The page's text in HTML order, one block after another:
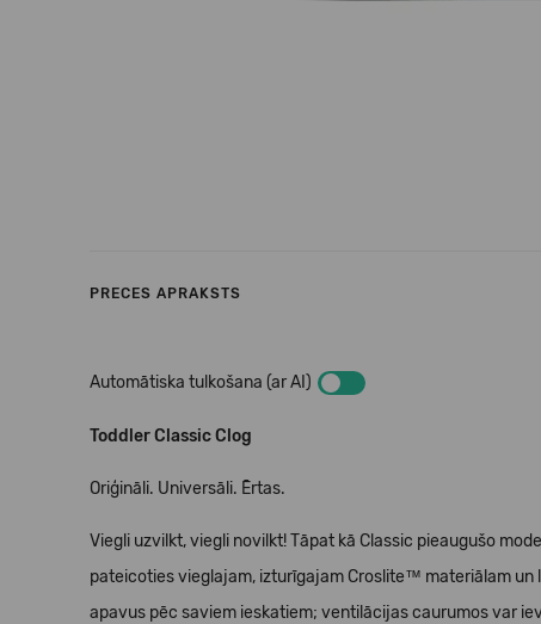
PRECES APRAKSTS
Automātiska tulkošana (ar AI)
Toddler Classic Clog
Oriģināli. Universāli. Ērtas.
Viegli uzvilkt, viegli novilkt! Tāpat kā Classic pieaugušo
pateicoties vieglajam, izturīgajam Croslite™ materiālam
apavus pēc saviem ieskatiem; ventilācijas caurumos var